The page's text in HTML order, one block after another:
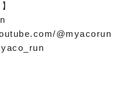
@myacorun